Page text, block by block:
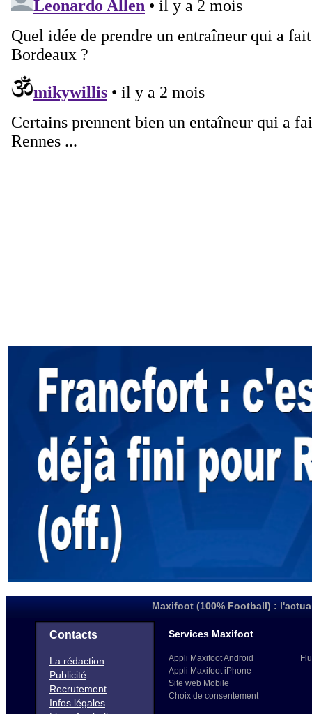
Maxifoot (100% Football) :
Contacts
La rédaction
Publicité
Recrutement
Infos légales
Services Maxifoot
Appli Maxifoot Android
Appli Maxifoot iPhone
Site web Mobile
Choix de consentement